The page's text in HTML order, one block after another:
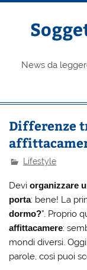
Skip
News da
Differenze
Lifestyle
Deviorganizzare
porta: bene! La
dormo?”. Proprio
affittacamere:
mondi diversi.
parole, così puoi